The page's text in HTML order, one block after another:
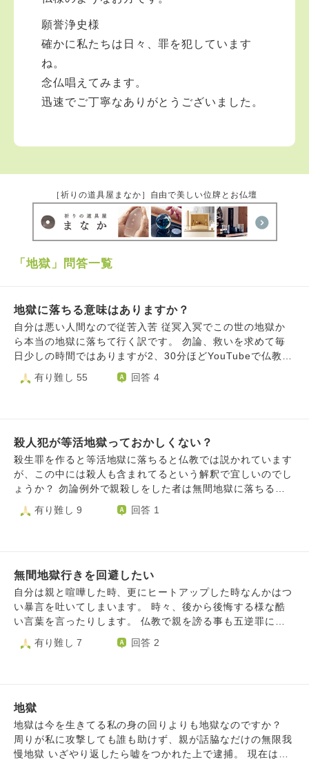
願誉浄史様
確かに私たちは日々、罪を犯しています
ね。
念仏唱えてみます。
迅速でご丁寧なありがとうございました。
［祈りの道具屋まなか］自由で美しい位牌とお仏壇
「地獄」問答一覧
地獄に落ちる意味はありますか？
自分は悪い人間なので従苦入苦 従冥入冥でこの世の地獄か
ら本当の地獄に落ちて行く訳です。 勿論、救いを求めて毎
日少しの時間ではありますが2、30分ほどYouTubeで仏教を
聴聞してます。 信心決定をして阿弥陀仏様の居る極楽浄土
に行くために、残りの人生も疑情が晴れるまで聞き抜いてい
んでます。 特に地獄で苦しむ意味を考えてしまいます。 例
えば地獄に落ちて苦しんで苦しんで苦しみ抜いたら周りと同
じ様な普通の人になれるのかなとか考えたりしてしまいま
す。 自分は一言で言えば醜悪です。 地獄に堕ちれば、まと
要は汚れまみれ(罪悪深重)の洗濯物(私という人間)が洗濯機
るらしいですがその人はお釈迦様曰く未来世で仏になると言
われてる様に地獄の苦しみが未来世に良い影響をもたらすの
であれば潔く地獄に落ちます。 地獄に落ちるメリットとし
て極悪人に良い影響もたらす事はあるのでしょうか？
有り難し 55 回答 4
殺人犯が等活地獄っておかしくない？
殺生罪を作ると等活地獄に落ちると仏教では説かれています
が、この中には殺人も含まれてるという解釈で宜しいのでし
ょうか？ 勿論例外で親殺しをした者は無間地獄に落ちる事
は知ってます。 ただ、食べる為に牛や豚、鶏を殺したり、
人にとって害のある害虫を殺したりする人と殺人犯が同じと
有り難し 9 回答 1
無間地獄行きを回避したい
自分は親と喧嘩した時、更にヒートアップした時なんかはつ
い暴言を吐いてしまいます。 時々、後から後悔する様な酷
い言葉を言ったりします。 仏教で親を謗る事も五逆罪にな
ると学んでいるにも関わらず怒りをコントロール出来ずに言
ってしまう事もあります。 よって現段階で無間地獄行きが
有り難し 7 回答 2
地獄
地獄は今を生きてる私の身の回りよりも地獄なのですか？
周りが私に攻撃しても誰も助けず、親が話脇なだけの無限我
慢地獄 いざやり返したら嘘をつかれた上で逮捕。 現在は借